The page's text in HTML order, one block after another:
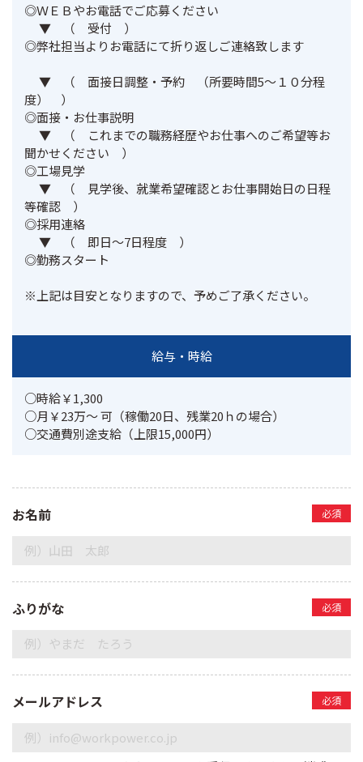
◎ＷＥＢやお電話でご応募ください
◎弊社担当よりお電話にて折り返しご連絡致します
度）　）
◎面接・お仕事説明
聞かせください　）
◎工場見学
等確認　）
◎採用連絡
◎勤務スタート
※上記は目安となりますので、予めご了承ください。
給与・時給
○時給￥1,300
○月￥23万～ 可（稼働20日、残業20ｈの場合）
○交通費別途支給（上限15,000円）
お名前 必須
ふりがな 必須
メールアドレス 必須